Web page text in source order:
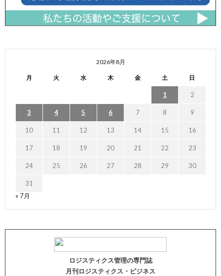
2026年8月
月 火 水 木 金 土 日
1 2
3 4 5 6 7 8 9
10 11 12 13 14 15 16
17 18 19 20 21 22 23
24 25 26 27 28 29 30
31
« 7月
ロジスティクス管理の専門誌
月刊ロジスティクス・ビジネス